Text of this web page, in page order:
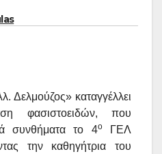
καταγγέλλει
φασιστοειδών, που
συνθήματα το 4οΓΕΛ
την καθηγήτρια του